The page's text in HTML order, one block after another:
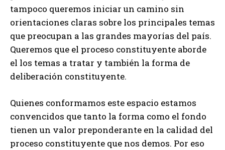
tampoco queremos iniciar un camino sin
orientaciones claras sobre los principales temas
que preocupan a las grandes mayorías del país.
Queremos que el proceso constituyente aborde
el los temas a tratar y también la forma de
deliberación constituyente.
Quienes conformamos este espacio estamos
convencidos que tanto la forma como el fondo
tienen un valor preponderante en la calidad del
proceso constituyente que nos demos. Por eso